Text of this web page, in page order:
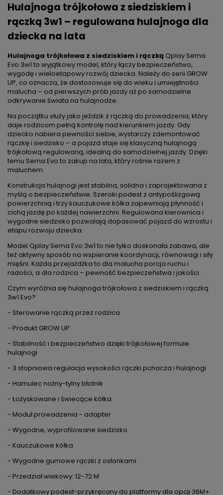
Hulajnoga trójkołowa z siedziskiem i
rączką 3w1 – regulowana hulajnoga dla
dziecka na lata
Hulajnoga trójkołowa z siedziskiem i rączką Qplay Sema
Evo 3w1 to wyjątkowy model, który łączy bezpieczeństwo,
wygodę i wieloetapowy rozwój dziecka. Należy do serii GROW
UP, co oznacza, że dostosowuje się do wieku i umiejętności
malucha – od pierwszych prób jazdy aż po samodzielne
odkrywanie świata na hulajnodze.
Na początku służy jako jeździk z rączką do prowadzenia, który
daje rodzicom pełną kontrolę nad kierunkiem jazdy. Gdy
dziecko nabiera pewności siebie, wystarczy zdemontować
rączkę i siedzisko – a pojazd staje się klasyczną hulajnogą
trójkołową regulowaną, idealną do samodzielnej jazdy. Dzięki
temu Sema Evo to zakup na lata, który rośnie razem z
maluchem.
Konstrukcja hulajnogi jest stabilna, solidna i zaprojektowana z
myślą o bezpieczeństwie. Szeroki podest z antypoślizgową
powierzchnią i trzy kauczukowe kółka zapewniają płynność i
cichą jazdę po każdej nawierzchni. Regulowana kierownica i
wygodne siedzisko pozwalają dopasować pojazd do wzrostu i
etapu rozwoju dziecka.
Model Qplay Sema Evo 3w1 to nie tylko doskonała zabawa, ale
też aktywny sposób na wspieranie koordynacji, równowagi i siły
mięśni. Każda przejażdżka to dla malucha porcja ruchu i
radości, a dla rodzica – pewność bezpieczeństwa i jakości.
Czym wyróżnia się hulajnoga trójkołowa z siedziskiem i rączką
3w1 Evo?
- Sterowanie rączką przez rodzica
- Produkt GROW UP
- Stabilność i bezpieczeństwo dzięki trójkołowej formule
hulajnogi
- 3 stopniowa regulacja wysokości rączki pchacza i hulajnogi
- Hamulec nożny-tylny błotnik
- Łożyskowane i świecące kółka
- Moduł prowadzenia - adapter
- Wygodne, wyprofilowane siedzisko
- Kauczukowe kółka
- Wygodne gumowe rączki z osłonkami
- Przedział wiekowy: 12-72 M
- Dodatkowy podest-przykręcany do platformy dla opcji 36M+